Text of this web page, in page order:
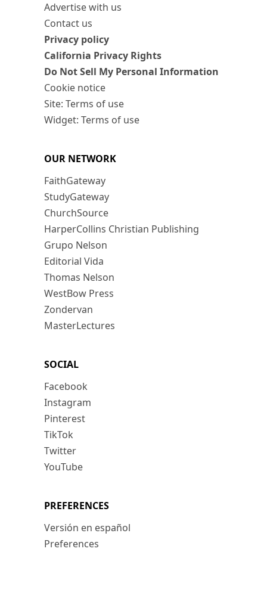
Advertise with us
Contact us
Privacy policy
California Privacy Rights
Do Not Sell My Personal Information
Cookie notice
Site: Terms of use
Widget: Terms of use
OUR NETWORK
FaithGateway
StudyGateway
ChurchSource
HarperCollins Christian Publishing
Grupo Nelson
Editorial Vida
Thomas Nelson
WestBow Press
Zondervan
MasterLectures
SOCIAL
Facebook
Instagram
Pinterest
TikTok
Twitter
YouTube
PREFERENCES
Versión en español
Preferences